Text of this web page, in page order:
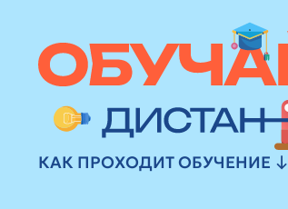
КАК ПРОХОДИТ ОБУЧЕНИЕ ↓